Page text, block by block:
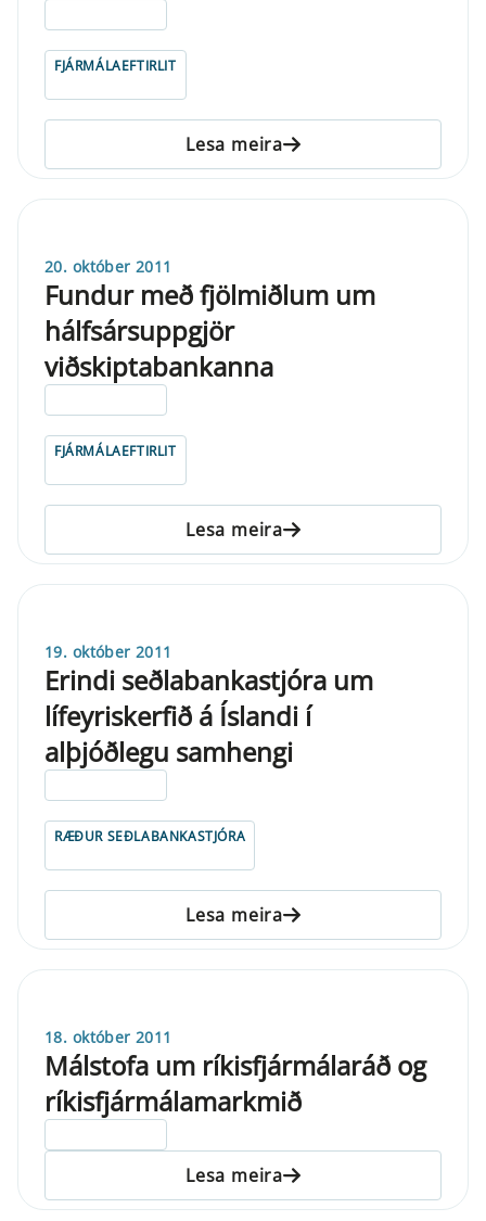
FJÁRMÁLAEFTIRLIT
Lesa meira
20. október 2011
Fundur með fjölmiðlum um
hálfsársuppgjör
viðskiptabankanna
FJÁRMÁLAEFTIRLIT
Lesa meira
19. október 2011
Erindi seðlabankastjóra um
lífeyriskerfið á Íslandi í
alþjóðlegu samhengi
RÆÐUR SEÐLABANKASTJÓRA
Lesa meira
18. október 2011
Málstofa um ríkisfjármálaráð og
ríkisfjármálamarkmið
Lesa meira